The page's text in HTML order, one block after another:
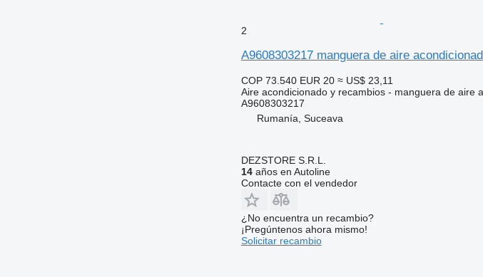
2
A9608303217 manguera de aire
COP 73.540 EUR 20 ≈ US$ 23,11
Aire acondicionado y recambios - manguera de aire
A9608303217
Rumanía, Suceava
DEZSTORE S.R.L.
14años en Autoline
Contacte con el vendedor
¿No encuentra un recambio?
¡Pregúntenos ahora mismo!
Solicitar recambio